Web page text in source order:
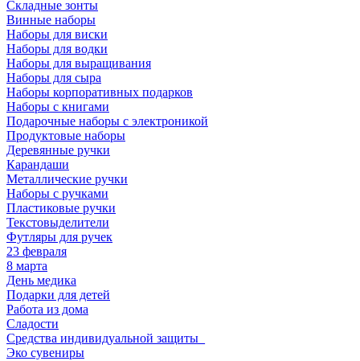
Складные зонты
Винные наборы
Наборы для виски
Наборы для водки
Наборы для выращивания
Наборы для сыра
Наборы корпоративных подарков
Наборы с книгами
Подарочные наборы с электроникой
Продуктовые наборы
Деревянные ручки
Карандаши
Металлические ручки
Наборы с ручками
Пластиковые ручки
Текстовыделители
Футляры для ручек
23 февраля
8 марта
День медика
Подарки для детей
Работа из дома
Сладости
Средства индивидуальной защиты_
Эко сувениры